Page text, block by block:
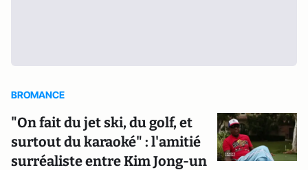
BROMANCE
"On fait du jet ski, du golf, et
surtout du karaoké" : l'amitié
surréaliste entre Kim Jong-un